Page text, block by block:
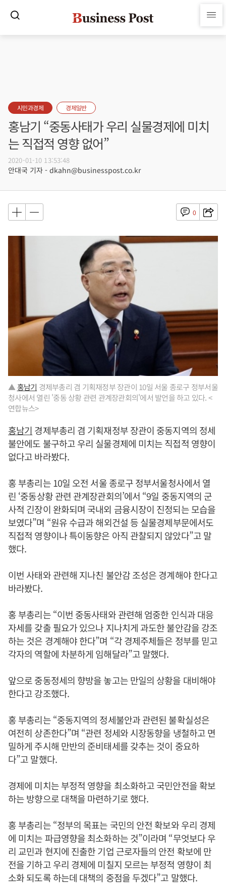
시민과경제 경제일반
홍남기 “중동사태가 우리 실물경제에 미치
는 직접적 영향 없어”
2020-01-10 13:53:48
안대국 기자 - dkahn@businesspost.co.kr
0
▲홍남기 경제부총리 겸 기획재정부 장관이 10일 서울 종로구 정부서울
청사에서 열린 '중동 상황 관련 관계장관회의'에서 발언을 하고 있다. <
연합뉴스>
홍남기 경제부총리 겸 기획재정부 장관이 중동지역의 정세
불안에도 불구하고 우리 실물경제에 미치는 직접적 영향이
없다고 바라봤다.
홍 부총리는 10일 오전 서울 종로구 정부서울청사에서 열
린 ‘중동상황 관련 관계장관회의’에서 “9일 중동지역의 군
사적 긴장이 완화되며 국내외 금융시장이 진정되는 모습을
보였다”며 “원유 수급과 해외건설 등 실물경제부문에서도
직접적 영향이나 특이동향은 아직 관찰되지 않았다”고 말
했다.
이번 사태와 관련해 지나친 불안감 조성은 경계해야 한다고
바라봤다.
홍 부총리는 “이번 중동사태와 관련해 엄중한 인식과 대응
자세를 갖출 필요가 있으나 지나치게 과도한 불안감을 강조
하는 것은 경계해야 한다”며 “각 경제주체들은 정부를 믿고
각자의 역할에 차분하게 임해달라”고 말했다.
앞으로 중동정세의 향방을 놓고는 만일의 상황을 대비해야
한다고 강조했다.
홍 부총리는 “중동지역의 정세불안과 관련된 불확실성은
여전히 상존한다”며 “관련 정세와 시장동향을 냉철하고 면
밀하게 주시해 만반의 준비태세를 갖추는 것이 중요하
다”고 말했다.
경제에 미치는 부정적 영향을 최소화하고 국민안전을 확보
하는 방향으로 대책을 마련하기로 했다.
홍 부총리는 “정부의 목표는 국민의 안전 확보와 우리 경제
에 미치는 파급영향을 최소화하는 것”이라며 “무엇보다 우
리 교민과 현지에 진출한 기업 근로자들의 안전 확보에 만
전을 기하고 우리 경제에 미칠지 모르는 부정적 영향이 최
소화 되도록 하는데 대책의 중점을 두겠다”고 말했다.